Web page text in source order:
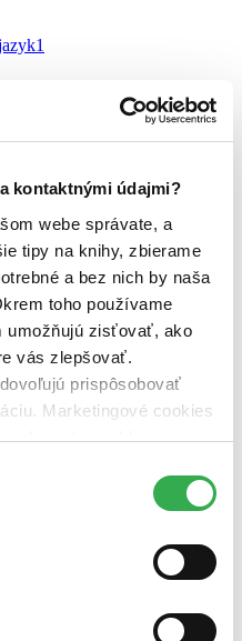
kontaktnými údajmi?
webe správate, a
tipy na knihy, zbierame
a bez nich by naša
toho používame
umožňujú zisťovať, ako
vás zlepšovať.
prispôsobovať
Marketingové cookies
relevantnej reklamy.
používať všetky tieto
1